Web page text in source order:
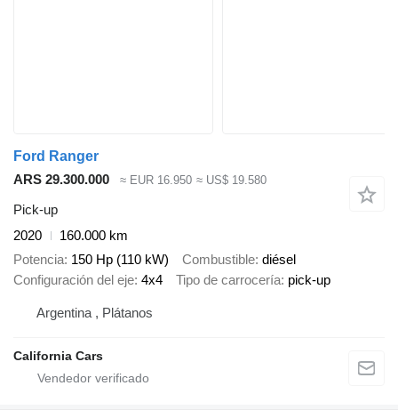
Ford Ranger
ARS 29.300.000
≈ EUR 16.950 ≈ US$ 19.580
Pick-up
2020
160.000 km
Potencia 150 Hp (110 kW) Combustible diésel
Configuración del eje 4x4 Tipo de carrocería pick-up
Argentina , Plátanos
California Cars